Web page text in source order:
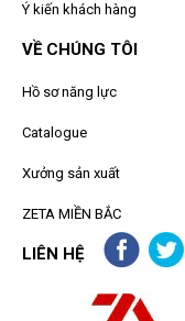
Ý kiến khách hàng
VỀ CHÚNG TÔI
Hồ sơ năng lực
Catalogue
Xưởng sản xuất
ZETA MIỀN BẮC
LIÊN HỆ